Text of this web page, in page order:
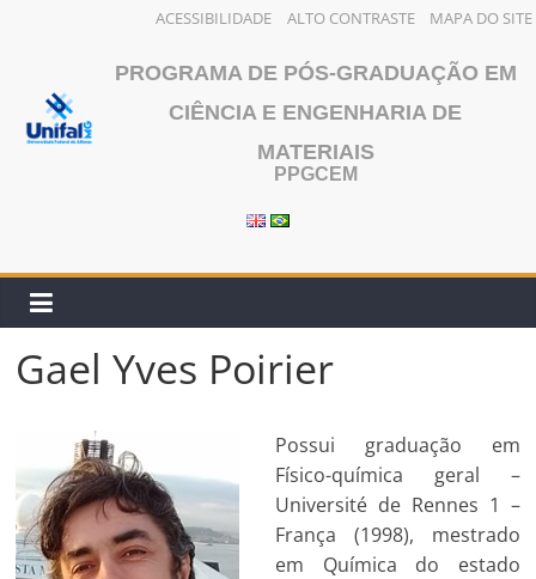
ACESSIBILIDADE ALTO CONTRASTE MAPA DO SITE
conteúdo
PROGRAMA DE PÓS-GRADUAÇÃO EM
CIÊNCIA E ENGENHARIA DE
MATERIAIS
PPGCEM
Gael Yves Poirier
Possui graduação em
Físico-química geral –
Université de Rennes 1 –
França (1998), mestrado
em Química do estado